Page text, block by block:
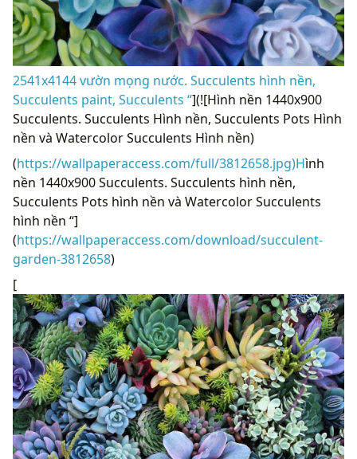
2541x4144 vườn mọng nước. Succulents hình nền,
Succulents paint, Succulents “](![Hình nền 1440x900
Succulents. Succulents Hình nền, Succulents Pots Hình
nền và Watercolor Succulents Hình nền)
(https://wallpaperaccess.com/full/3812658.jpg)Hình
nền 1440x900 Succulents. Succulents hình nền,
Succulents Pots hình nền và Watercolor Succulents
hình nền “]
(https://wallpaperaccess.com/download/succulent-
garden-3812658)
[